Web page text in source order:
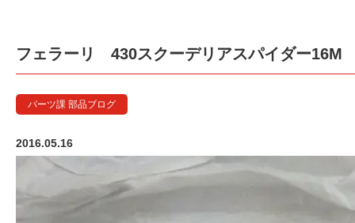
フェラーリ 430スクーデリアスパイダー
パーツ課 部品ブログ
2016.05.16